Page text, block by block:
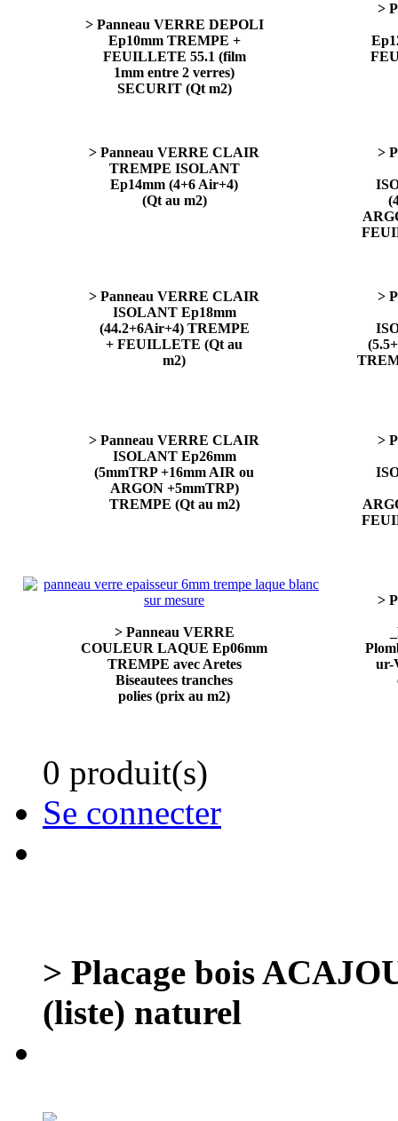
> Panneau VERRE DEPOLI
Ep10mm TREMPE +
FEUILLETE 55.1 (film
1mm entre 2 verres)
SECURIT (Qt m2)
>
> Panneau VERRE CLAIR
TREMPE ISOLANT
Ep14mm (4+6 Air+4)
(Qt au m2)
>
> Panneau VERRE CLAIR
ISOLANT Ep18mm
(44.2+6Air+4) TREMPE
+ FEUILLETE (Qt au
m2)
>
> Panneau VERRE CLAIR
ISOLANT Ep26mm
(5mmTRP +16mm AIR ou
ARGON +5mmTRP)
TREMPE (Qt au m2)
>
> Panneau VERRE
COULEUR LAQUE Ep06mm
TREMPE avec Aretes
Biseautees tranches
polies (prix au m2)
>
ur-
0 produit(s)
Se connecter
> Placage bois
(liste) naturel